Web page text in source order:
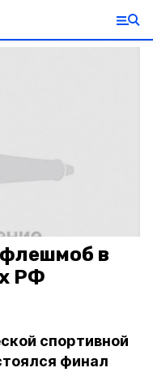
в
РФ
спортивной
финал